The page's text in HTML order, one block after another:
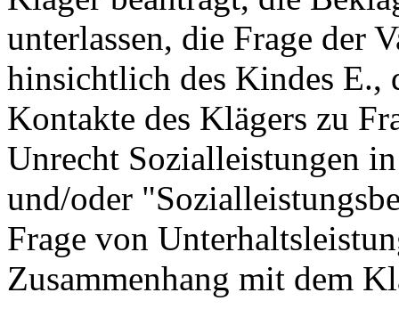
unterlassen, die Frage der
hinsichtlich des Kindes E.,
Kontakte des Klägers zu
Unrecht Sozialleistungen
und/oder
Frage von
Zusammenhang mit dem